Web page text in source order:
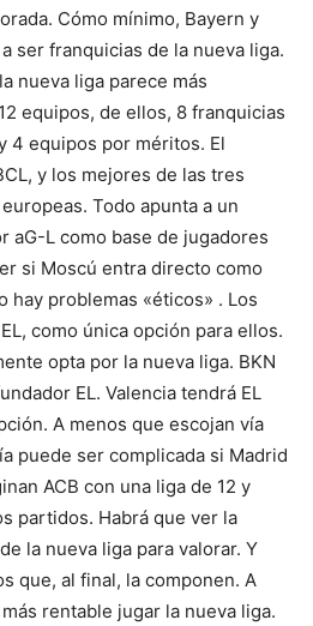
Cómo mínimo, Bayern y
ser franquicias de la nueva liga.
nueva liga parece más
equipos, de ellos, 8 franquicias
4 equipos por méritos. El
y los mejores de las tres
Todo apunta a un
aG-L como base de jugadores
si Moscú entra directo como
hay problemas «éticos» . Los
como única opción para ellos.
opta por la nueva liga. BKN
EL. Valencia tendrá EL
A menos que escojan vía
puede ser complicada si Madrid
ACB con una liga de 12 y
partidos. Habrá que ver la
la nueva liga para valorar. Y
que, al final, la componen. A
rentable jugar la nueva liga.